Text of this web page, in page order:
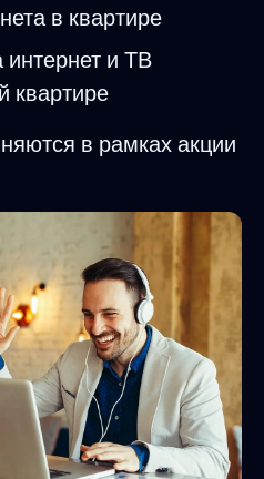
в квартире
интернет и ТВ
квартире
в рамках акции